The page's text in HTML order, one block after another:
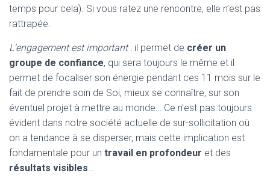
temps pour cela). Si vous ratez une rencontre, elle n’est pas
rattrapée.
L’engagement est important: il permet de créer un
groupe de confiance, qui sera toujours le même et il
permet de focaliser son énergie pendant ces 11 mois sur le
fait de prendre soin de Soi, mieux se connaître, sur son
éventuel projet à mettre au monde… Ce n’est pas toujours
évident dans notre société actuelle de sur-sollicitation où
on a tendance à se disperser, mais cette implication est
fondamentale pour un travail en profondeur et des
résultats visibles